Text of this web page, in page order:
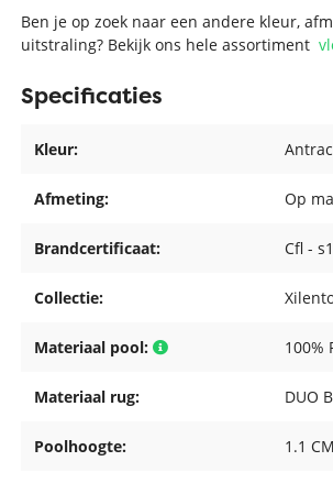
Ben je op zoek naar een andere kleur,
uitstraling? Bekijk ons hele assortiment
Specificaties
Kleur:
Afmeting: Op
Brandcertificaat: Cfl - s1
Collectie:
Materiaal pool: 100%
Materiaal rug: DUO
Poolhoogte: 1.1 CM